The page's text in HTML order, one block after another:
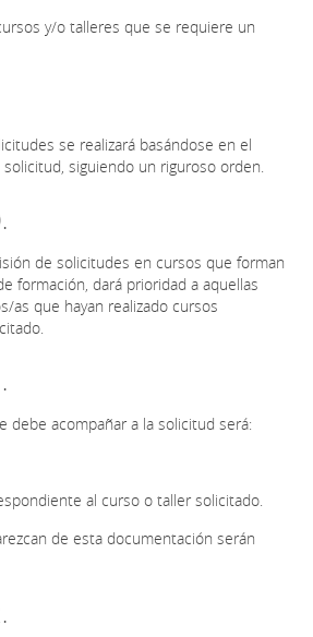
y/o talleres que se requiere un
se realizará basándose en el
siguiendo un riguroso orden.
de solicitudes en cursos que forman
formación, dará prioridad a aquellas
as que hayan realizado cursos
debe acompañar a la solicitud será:
al curso o taller solicitado.
de esta documentación serán